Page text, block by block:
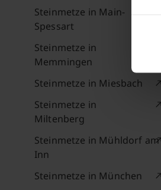
Steinmetze in Main-
Spessart
Steinmetze in
Memmingen
Steinmetze in Miesbach
Steinmetze in
Miltenberg
Steinmetze in Mühldorf am
Inn
Steinmetze in München